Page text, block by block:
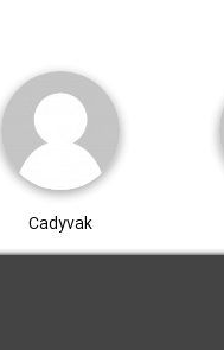
Cadyvak